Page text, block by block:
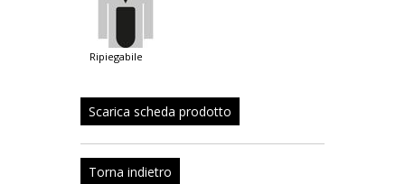
ripiegabile
Scarica scheda prodotto
Torna indietro